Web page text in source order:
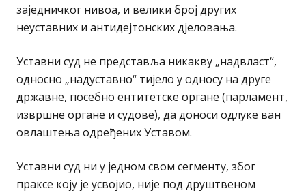
заједничког нивоа, и велики број других
неуставних и антидејтонских дјеловања.
Уставни суд не представља никакву „надвласт“,
односно „надуставно“ тијело у односу на друге
државне, посебно ентитетске органе (парламент,
извршне органе и судове), да доноси одлуке ван
овлаштења одређених Уставом.
Уставни суд ни у једном свом сегменту, због
праксе коју је усвојио, није под друштвеном